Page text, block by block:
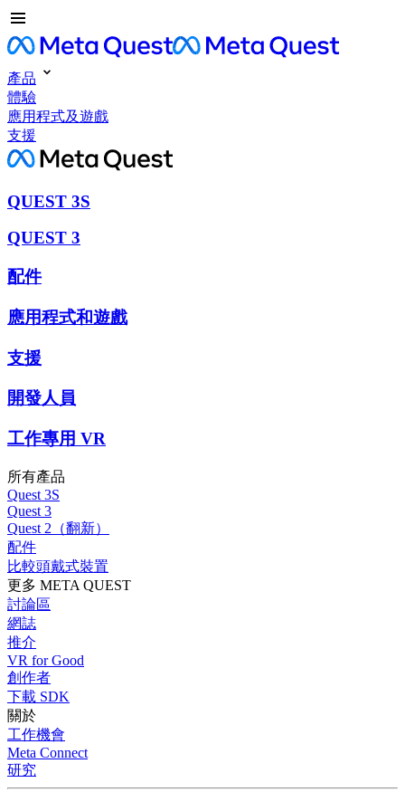
產品
體驗
應用程式及遊戲
支援
QUEST 3S
QUEST 3
配件
應用程式和遊戲
支援
開發人員
工作專用 VR
所有產品
Quest 3S
Quest 3
Quest 2（翻新）
配件
比較頭戴式裝置
更多 META QUEST
討論區
網誌
推介
VR for Good
創作者
下載 SDK
關於
工作機會
Meta Connect
研究